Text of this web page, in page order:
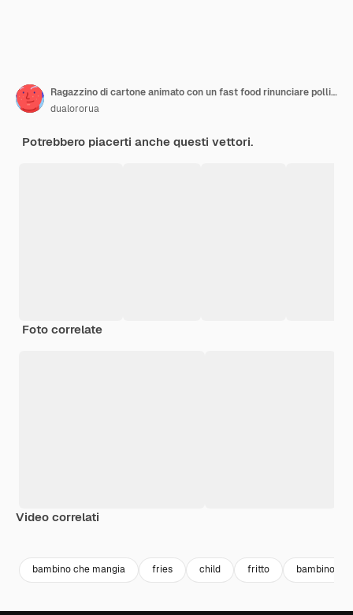
Ragazzino di cartone animato con un fast food rinunciare pollici
dualororua
Potrebbero piacerti anche questi vettori.
Foto correlate
Video correlati
bambino che mangia fries child fritto bambino